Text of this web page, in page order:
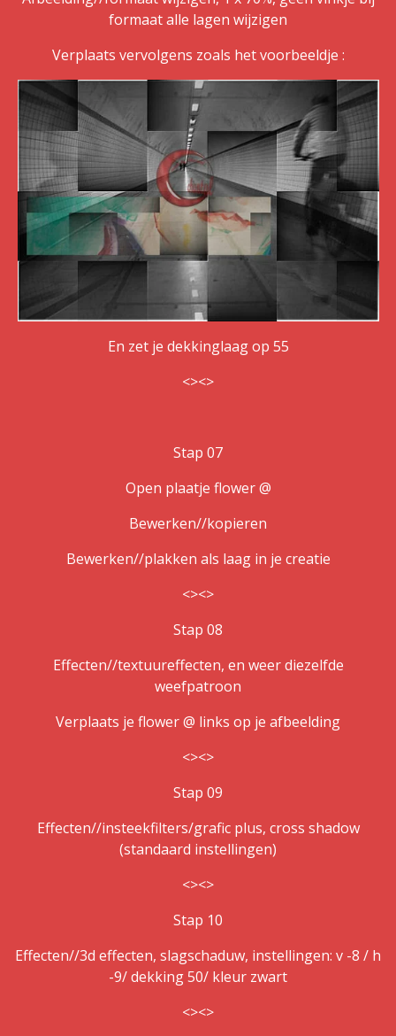
formaat alle lagen wijzigen
Verplaats vervolgens zoals het voorbeeldje :
En zet je dekkinglaag op 55
<><>
Stap 07
Open plaatje flower @
Bewerken//kopieren
Bewerken//plakken als laag in je creatie
<><>
Stap 08
Effecten//textuureffecten, en weer diezelfde
weefpatroon
Verplaats je flower @ links op je afbeelding
<><>
Stap 09
Effecten//insteekfilters/grafic plus, cross shadow
(standaard instellingen)
<><>
Stap 10
Effecten//3d effecten, slagschaduw, instellingen: v -8 / h
-9/ dekking 50/ kleur zwart
<><>